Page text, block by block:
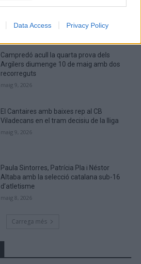
Data Access Privacy Policy
de la Running Sèries Terres de l’Ebre
Campredó acull la quarta prova dels
Argilers diumenge 10 de maig amb dos
recorreguts
maig 9, 2026
El Cantaires amb baixes rep al CB
Viladecans en el tram decisiu de la lliga
maig 9, 2026
Paula Sintorres, Patrícia Pla i Néstor
Altaba amb la selecció catalana sub-16
d’atletisme
maig 8, 2026
Carrega més